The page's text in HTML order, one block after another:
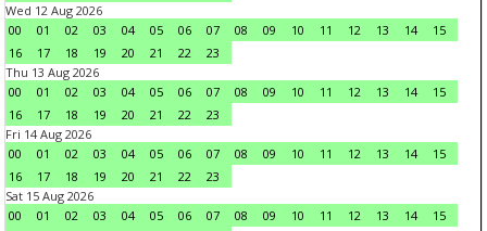
Wed 12 Aug 2026
00
01 02 03 04 05 06 07 08 09 10 11 12 13 14
15
16
17 18 19 20 21 22
23
Thu 13 Aug 2026
00
01 02 03 04 05 06 07 08 09 10 11 12 13 14
15
16
17 18 19 20 21 22
23
Fri 14 Aug 2026
00
01 02 03 04 05 06 07 08 09 10 11 12 13 14
15
16
17 18 19 20 21 22
23
Sat 15 Aug 2026
00
01 02 03 04 05 06 07 08 09 10 11 12 13 14
15